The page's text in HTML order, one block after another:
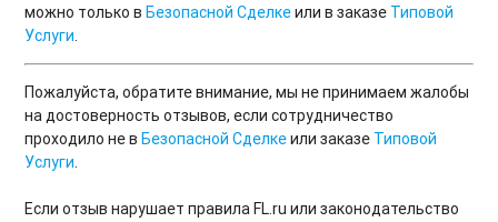
можно только вБезопасной Сделкеили в заказе Типовой
Услуги.
Пожалуйста, обратите внимание, мы не принимаем жалобы
на достоверность отзывов, если сотрудничество
проходило не вБезопасной Сделкеили заказе Типовой
Услуги.
Если отзыв нарушает правила FL.ru или законодательство